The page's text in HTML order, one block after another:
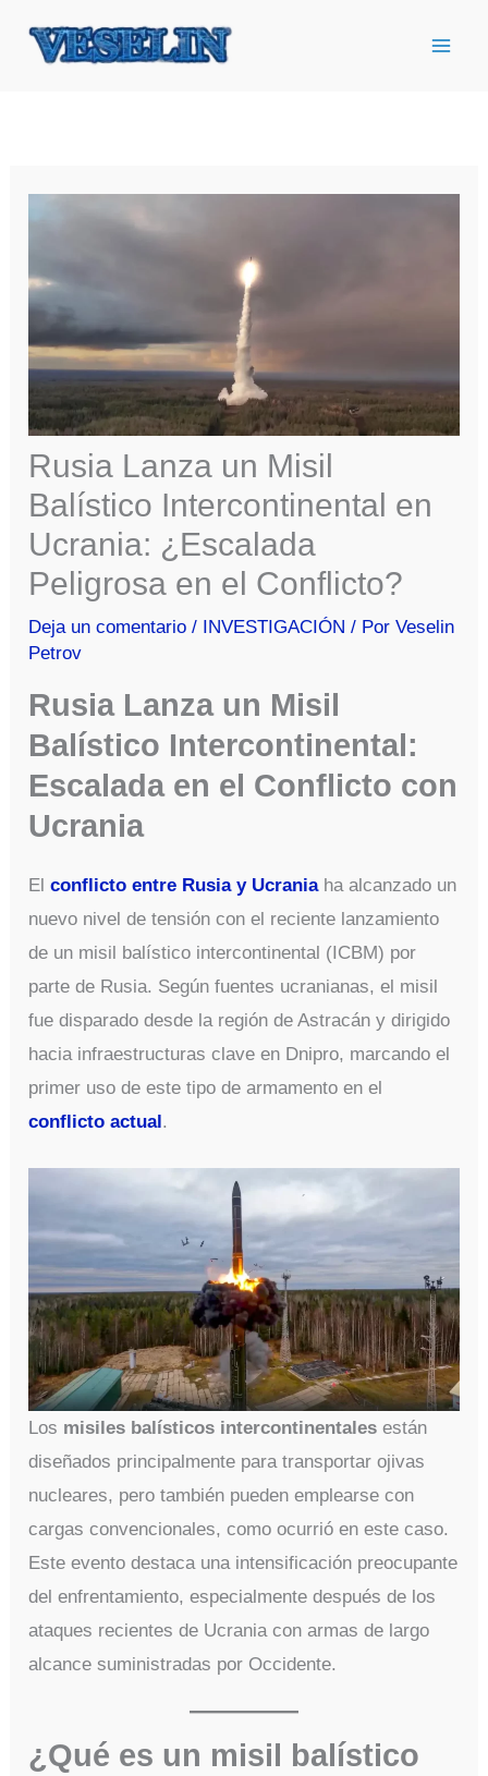
Rusia Lanza un Misil
Balístico Intercontinental en
Ucrania: ¿Escalada
Peligrosa en el Conflicto?
Deja un comentario / INVESTIGACIÓN / PorVeselin
Petrov
Rusia Lanza un Misil
Balístico Intercontinental:
Escalada en el Conflicto con
Ucrania
Elconflicto entre Rusia y Ucraniaha alcanzado un
nuevo nivel de tensión con el reciente lanzamiento
de un misil balístico intercontinental (ICBM) por
parte de Rusia. Según fuentes ucranianas, el misil
fue disparado desde la región de Astracán y dirigido
hacia infraestructuras clave en Dnipro, marcando el
primer uso de este tipo de armamento en el
conflicto actual.
Los misiles balísticos intercontinentales están
diseñados principalmente para transportar ojivas
nucleares, pero también pueden emplearse con
cargas convencionales, como ocurrió en este caso.
Este evento destaca una intensificación preocupante
del enfrentamiento, especialmente después de los
ataques recientes de Ucrania con armas de largo
alcance suministradas por Occidente.
¿Qué es un misil balístico